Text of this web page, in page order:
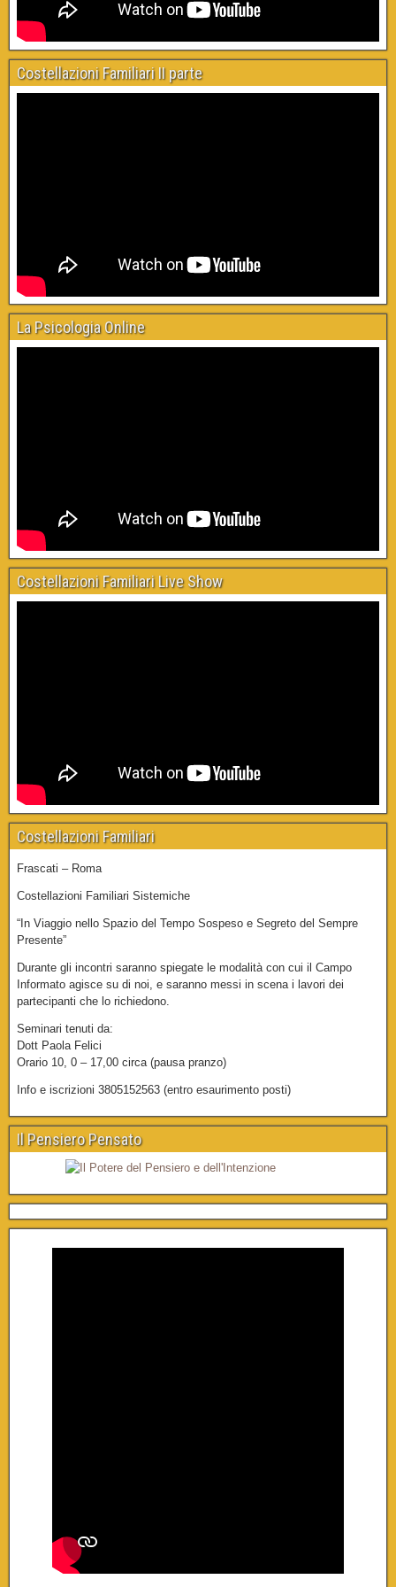
Costellazioni Familiari II parte
La Psicologia Online
Costellazioni Familiari Live Show
Costellazioni Familiari
Frascati – Roma
Costellazioni Familiari Sistemiche
“In Viaggio nello Spazio del Tempo Sospeso e Segreto del Sempre
Presente”
Durante gli incontri saranno spiegate le modalità con cui il Campo
Informato agisce su di noi, e saranno messi in scena i lavori dei
partecipanti che lo richiedono.
Seminari tenuti da:
Dott Paola Felici
Orario 10, 0 – 17,00 circa (pausa pranzo)
Info e iscrizioni 3805152563 (entro esaurimento posti)
Il Pensiero Pensato